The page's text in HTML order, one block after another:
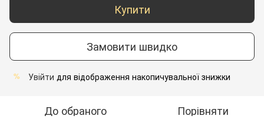
Купити
Замовити швидко
% Увійти для відображення накопичувальної знижки
До обраного Порівняти